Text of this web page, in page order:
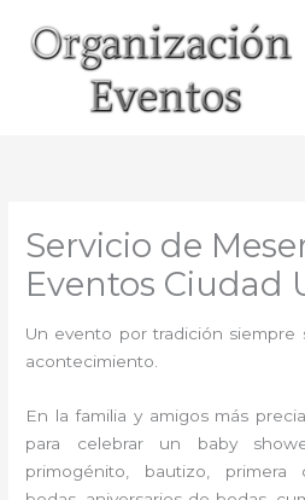
contenido
Servicio de
Eventos Ciudad
Un evento por tradición siempre
acontecimiento.
En la familia y amigos más
para celebrar un baby
primogénito, bautizo, primera